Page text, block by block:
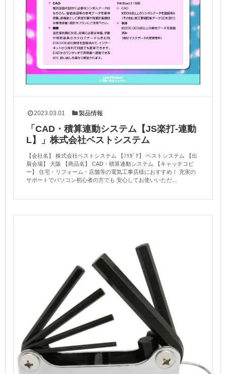
2023.03.01 製品情報
「CAD・積算連動システム【JS楽打-連動
L】」株式会社ベストシステム
【会社名】 株式会社ベストシステム 【ﾌﾘｶﾞﾅ】 ベストシステム 【出
展会場】 大阪 【商品名】 CAD・積算連動システム 【キャッチコピ
ー】 住宅・リフォーム・店舗等の電気工事店様におすすめ！ 充実の
サポートでパソコン初心者の方でも 安心してお使いいただ...